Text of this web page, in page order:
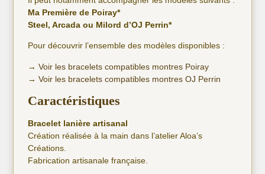
Ma Première de Poiray*
Steel, Arcada ou Milord d’OJ Perrin*
Pour découvrir l’ensemble des modèles disponibles :
→Voir les bracelets compatibles montres Poiray
→Voir les bracelets compatibles montres OJ Perrin
Caractéristiques
Bracelet lanière artisanal
Création réalisée à la main dans l’atelier Aloa’s
Créations.
Fabrication artisanale française.